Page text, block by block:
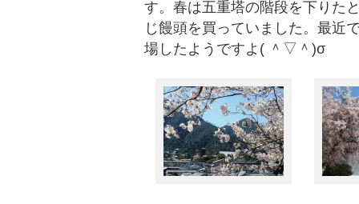
す。春は五重塔の階段を下りた
じ饅頭を買っていました。最近
場したようですよ( ＾▽＾)σ